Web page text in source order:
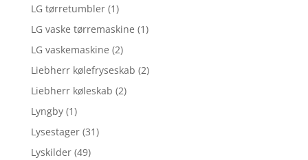
LG tørretumbler (1)
LG vaske tørremaskine (1)
LG vaskemaskine (2)
Liebherr kølefryseskab (2)
Liebherr køleskab (2)
Lyngby (1)
Lysestager (31)
Lyskilder (49)